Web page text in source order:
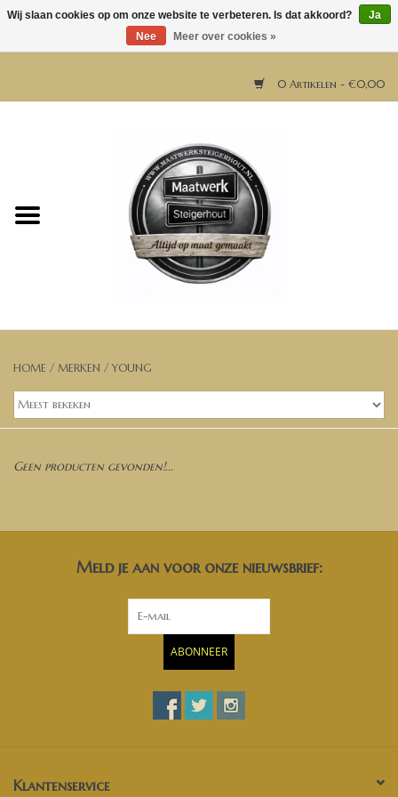
0 Artikelen - €0,00
Horeca meubels
Bartafels
Banken, stoelen &
(Bar)krukken
Plantenbakken
HOME / MERKEN / YOUNG
Geen producten gevonden!...
Meld je aan voor onze nieuwsbrief:
ABONNEER
Klantenservice
Wij slaan cookies op om onze website te verbeteren. Is dat akkoord?
Ja
Nee
Meer over cookies »